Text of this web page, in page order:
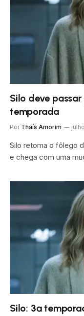
Silo deve
temporada
Por Thaís Amorim
Silo retoma o fôlego
e chega com uma
Silo: 3ª